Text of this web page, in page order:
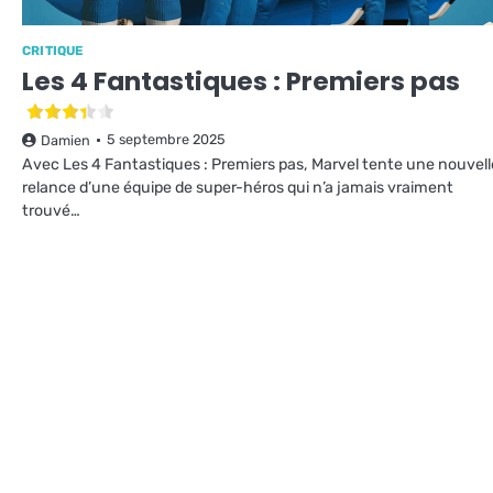
CRITIQUE
Les 4 Fantastiques : Premiers pas
Damien 5 septembre 2025
Avec Les 4 Fantastiques : Premiers pas, Marvel tente une
relance d’une équipe de super-héros qui n’a jamais vraiment
trouvé…